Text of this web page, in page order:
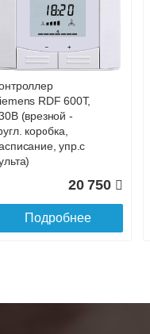
34 891
Подробнее
с
20-
natural
Подробнее
RDF 600Т,
(врезной -
коробка,
упр.с
20 750
Подробнее